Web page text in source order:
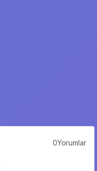
0Yorumlar